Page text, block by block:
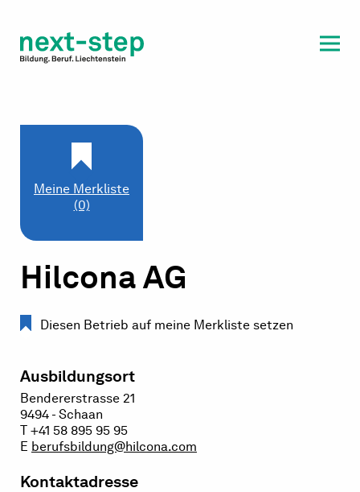
Beratung & Unterstützung
Hilcona AG
Diesen Betrieb auf meine Merkliste setzen
Ausbildungsort
Bendererstrasse 21
9494 - Schaan
T +41 58 895 95 95
E berufsbildung@hilcona.com
Kontaktadresse
Meine Merkliste
(0)